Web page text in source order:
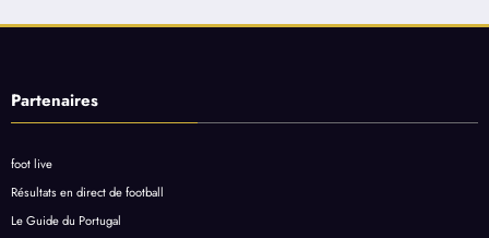
Partenaires
foot live
Résultats en direct de football
Le Guide du Portugal